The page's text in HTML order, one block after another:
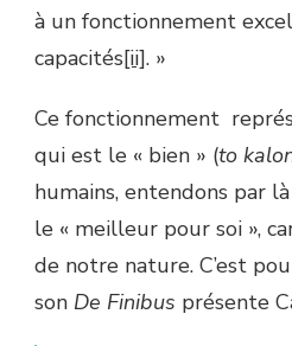
à un fonctionnement
capacités[ii]. »
Ce fonctionnement
qui est le « bien » (to
humains, entendons par
le « meilleur pour soi »,
de notre nature. C’est
son De Finibus présente